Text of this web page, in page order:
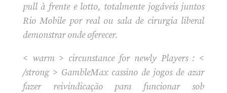
pull à frente e lotto, totalmente jogáveis ​​juntos
Rio Mobile por real ou sala de cirurgia liberal
demonstrar onde oferecer.
< warm > circunstance for newly Players : <
/strong > GambleMax cassino de jogos de azar
fazer reivindicação para funcionar sob